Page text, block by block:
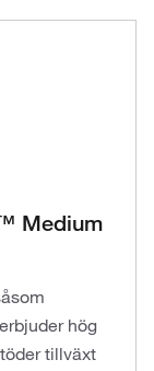
Medium
hög
tillväxt